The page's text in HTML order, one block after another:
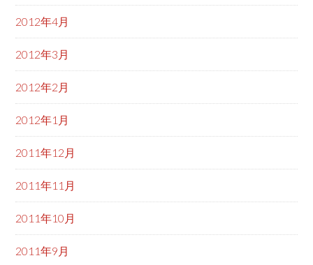
2012年4月
2012年3月
2012年2月
2012年1月
2011年12月
2011年11月
2011年10月
2011年9月